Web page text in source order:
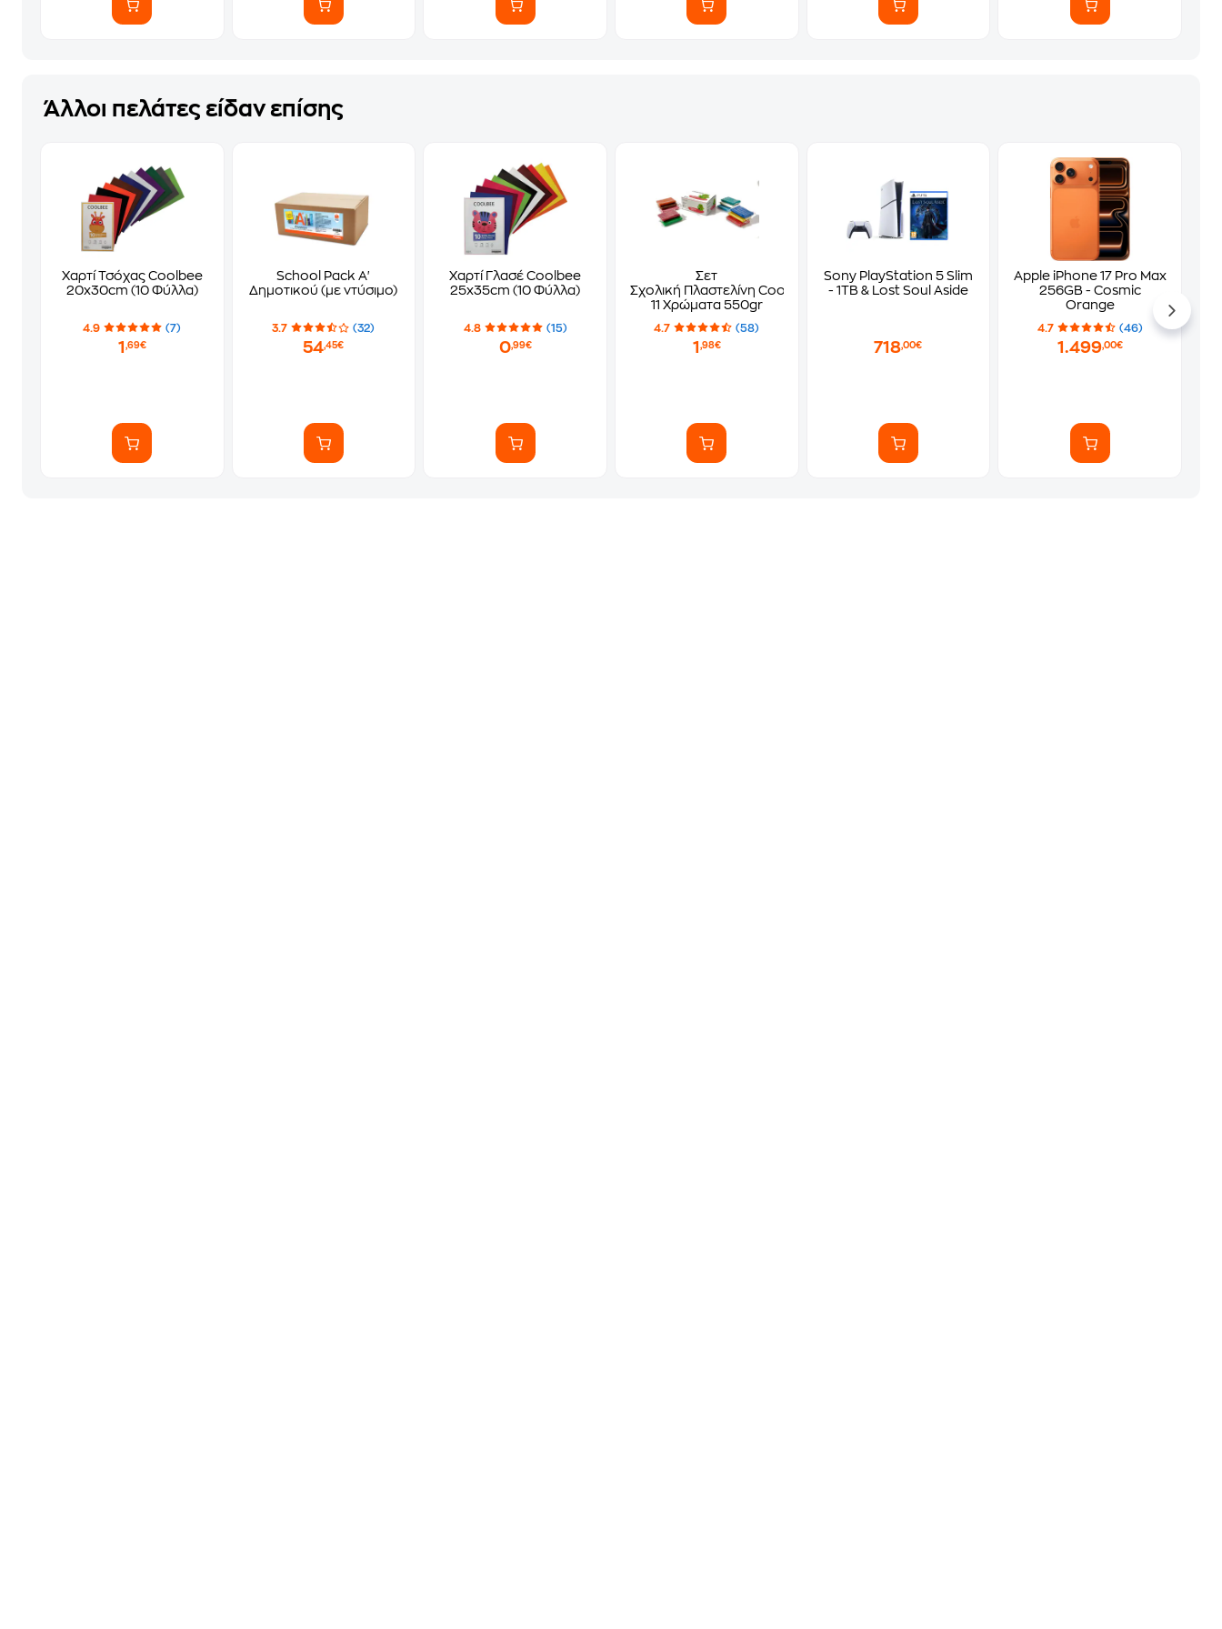
Άλλοι πελάτες είδαν επίσης
Χαρτί Τσόχας Coolbee
20x30cm (10 Φύλλα)
4.9 (7)
1 ,69€
School Pack Α'
Δημοτικού (με ντύσιμο)
3.7 (32)
54,45€
Χαρτί Γλασέ Coolbee
25x35cm (10 Φύλλα)
4.8 (15)
0,99€
Σετ
Σχολική Πλαστελίνη Coolbee
11 Χρώματα 550gr
4.7 (58)
1 ,98€
Sony PlayStation 5 Slim
- 1TB & Lost Soul Aside
718,00€
Apple iPhone 17 Pro Max
256GB - Cosmic
Orange
4.7 (46)
1.499,00€